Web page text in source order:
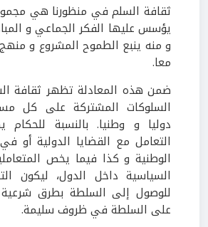
ثقافة السلم في منظورنا هي
يؤسس عليها الفكر الجماعي و
و منه ينبع الطموح المشروع و
معا.
ضمن هذه المعادلة تظهر ثقافة
السلوكات المشتركة على كل
دوليا و وطنيا. بالنسبة
التعامل مع القضايا الدولية أو
الوطنية و كذا فيما يخص
السياسية داخل الدول، ليكون
للوصول إلى السلطة بطرق
على السلطة في ظروف سليمة.